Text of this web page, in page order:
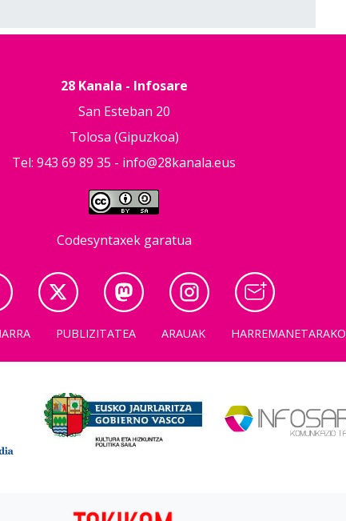
28 Kanala - Infosare
San Esteban 20
Tolosa (Gipuzkoa)
Tel: 943 69 89 35 - info@28kanala.eus
Codesyntaxek garatua
PUBLIZITATEA ARAUAK HARREMANETARAKO